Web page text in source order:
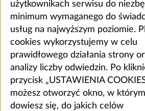
użytkownikach serwisu do
minimum wymaganego do
usług na najwyższym poziomie.
cookies wykorzystujemy w celu
prawidłowego działania strony
analizy liczby odwiedzin. Po
przycisk „USTAWIENIA
możesz otworzyć okno, w którym
dowiesz się, do jakich celów